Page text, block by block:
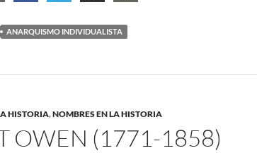
ANARQUISMO INDIVIDUALISTA
HISTORIA,NOMBRES EN LA HISTORIA
OWEN (1771-1858)